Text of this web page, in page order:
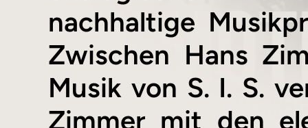
nachhaltige
Zwischen Hans
Musik von S. I. S.
Zimmer mit den